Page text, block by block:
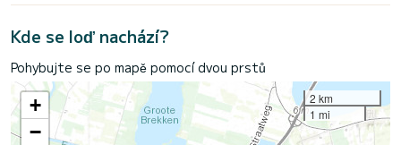
Kde se loď nachází?
Pohybujte se po mapě pomocí dvou prstů
+
−
2 km
1 mi